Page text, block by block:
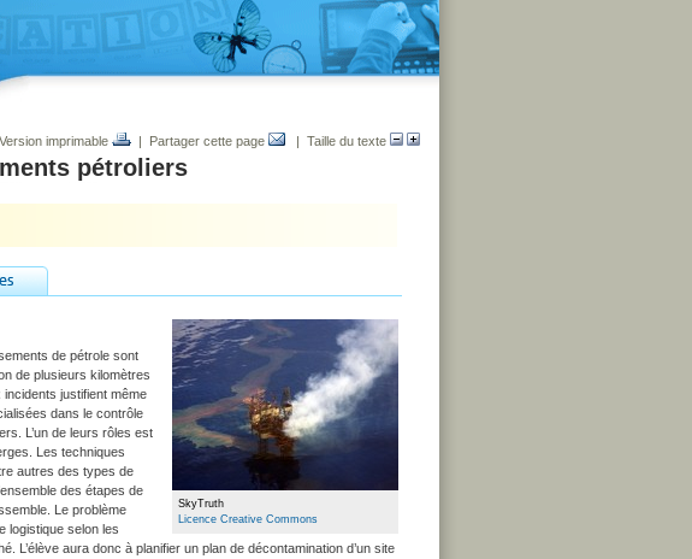
Version imprimable | Partager cette page | Taille du texte
pétroliers
SkyTruth
Licence Creative Commons
de pétrole sont
de plusieurs kilomètres
justifient même
dans le contrôle
L’un de leurs rôles est
Les techniques
autres des types de
des étapes de
Le problème
logistique selon les
L’élève aura donc à planifier un plan de décontamination d’un site